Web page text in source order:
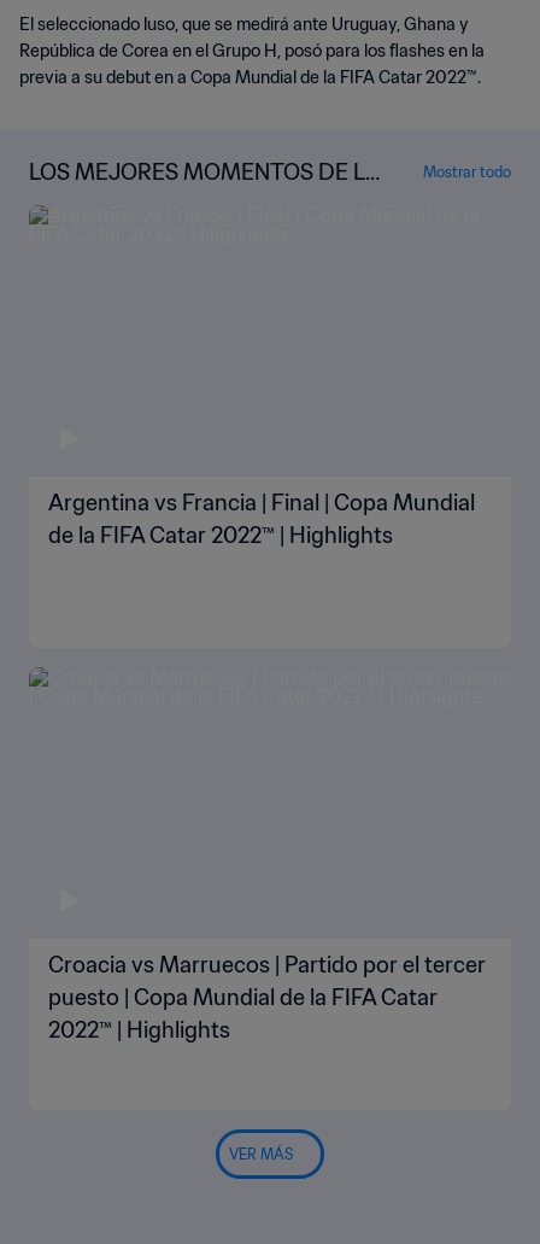
El seleccionado luso, que se medirá ante Uruguay, Ghana y
República de Corea en el Grupo H, posó para los flashes en la
previa a su debut en a Copa Mundial de la FIFA Catar 2022™.
LOS MEJORES MOMENTOS DE LA
COPA MUNDIAL
Mostrar todo
Argentina vs Francia | Final | Copa Mundial
de la FIFA Catar 2022™ | Highlights
Croacia vs Marruecos | Partido por el tercer
puesto | Copa Mundial de la FIFA Catar
2022™ | Highlights
VER MÁS